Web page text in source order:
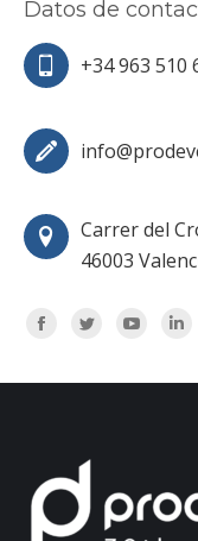
Datos de
+34 963 510
Carrer del
46003
Encuéntranos en:
Facebook
Twitter